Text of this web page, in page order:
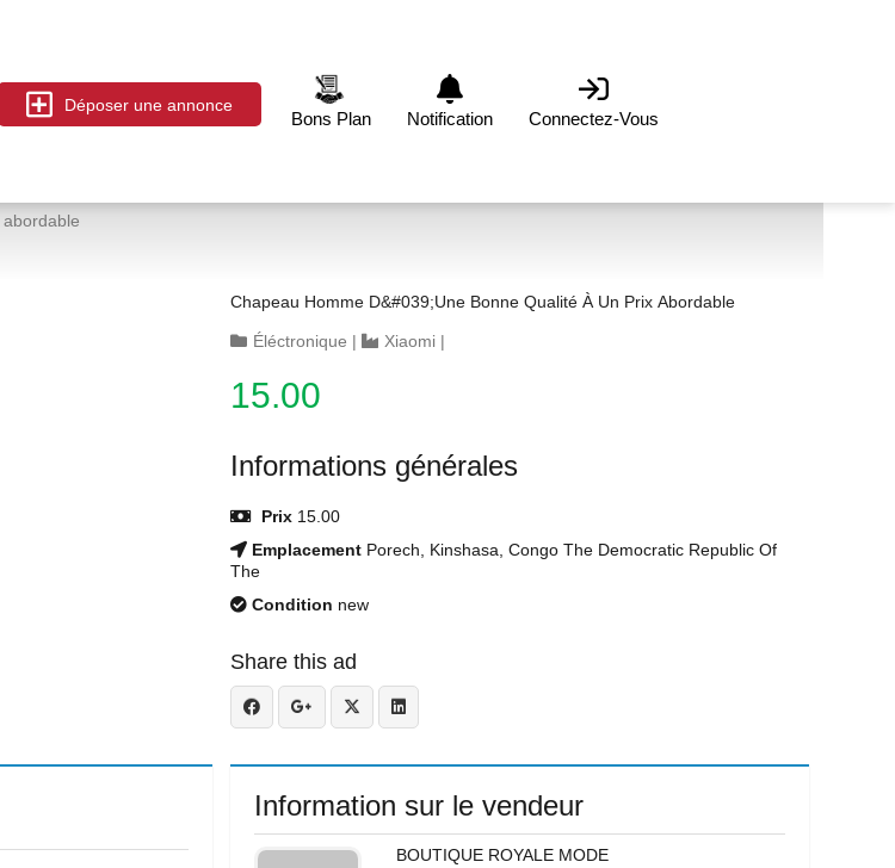
Déposer une annonce
Bons Plan Notification Connectez-Vous
Chapeau Homme D&#039;une Bonne Qualité À Un Prix Abordable
Éléctronique | Xiaomi |
15.00
Informations générales
Prix 15.00
Emplacement Porech, Kinshasa, Congo The Democratic Republic Of
The
Condition new
Share this ad
Information sur le vendeur
BOUTIQUE ROYALE MODE